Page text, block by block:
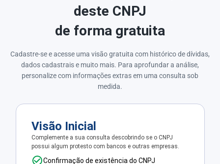
deste CNPJ
de forma gratuita
Cadastre-se e acesse uma visão gratuita com histórico de dívidas,
dados cadastrais e muito mais. Para aprofundar a análise,
personalize com informações extras em uma consulta sob
medida.
Visão Inicial
Complemente a sua consulta descobrindo se o CNPJ
possui algum protesto com bancos e outras empresas.
Confirmação de existência do CNPJ